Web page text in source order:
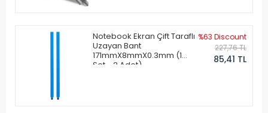
Notebook Ekran Çift Taraflı
Uzayan Bant
171mmX8mmX0.3mm (1
Set - 2 Adet)
%63 Discount
227,76 TL
85,41 TL